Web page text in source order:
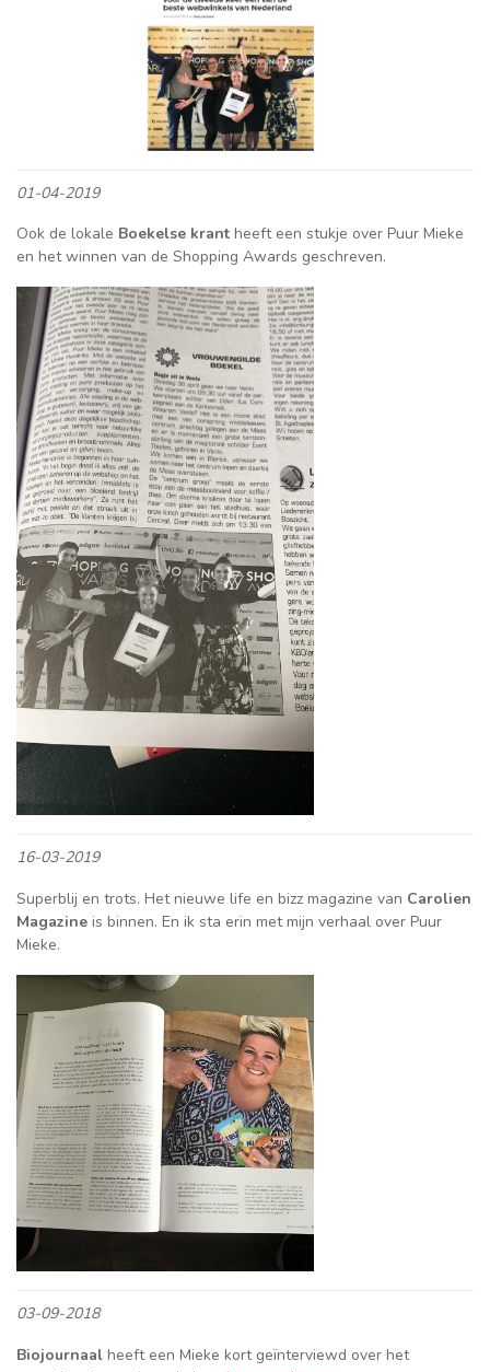
01-04-2019
Ook de lokale Boekelse krant heeft een stukje over Puur Mieke
en het winnen van de Shopping Awards geschreven.
16-03-2019
Superblij en trots. Het nieuwe life en bizz magazine van Carolien
Magazine is binnen. En ik sta erin met mijn verhaal over Puur
Mieke.
03-09-2018
Biojournaal heeft een Mieke kort geïnterviewd over het